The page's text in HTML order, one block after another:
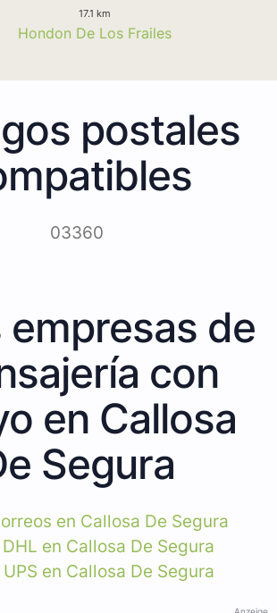
17.1 km
Hondon De Los Frailes
postales
03360
empresas de
con
en Callosa
Segura
en Callosa De Segura
en Callosa De Segura
en Callosa De Segura